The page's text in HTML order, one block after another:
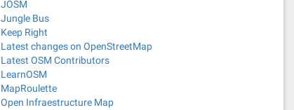
JOSM
Jungle Bus
Keep Right
Latest changes on OpenStreetMap
Latest OSM Contributors
LearnOSM
MapRoulette
Open Infraestructure Map